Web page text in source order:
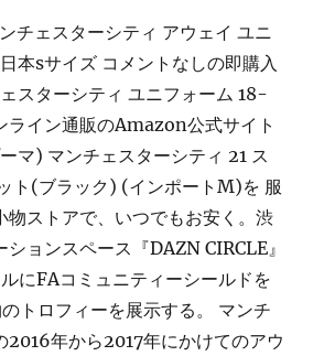
チェスターシティ アウェイ ユニ
本sサイズ コメントなしの即購入
スターシティ ユニフォーム 18-
ライン通販のAmazon公式サイト
マ) マンチェスターシティ 21 ス
ト(ブラック) (インポートM)を 服
物ストアで、いつでもお安く。渋
ョンスペース『DAZN CIRCLE』
にFAコミュニティーシールドを
トロフィーを展示する。 マンチ
2016年から2017年にかけてのアウ